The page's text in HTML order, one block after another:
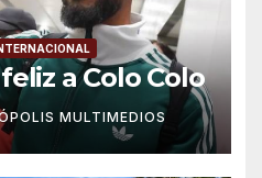
a Colo Colo
MULTIMEDIOS